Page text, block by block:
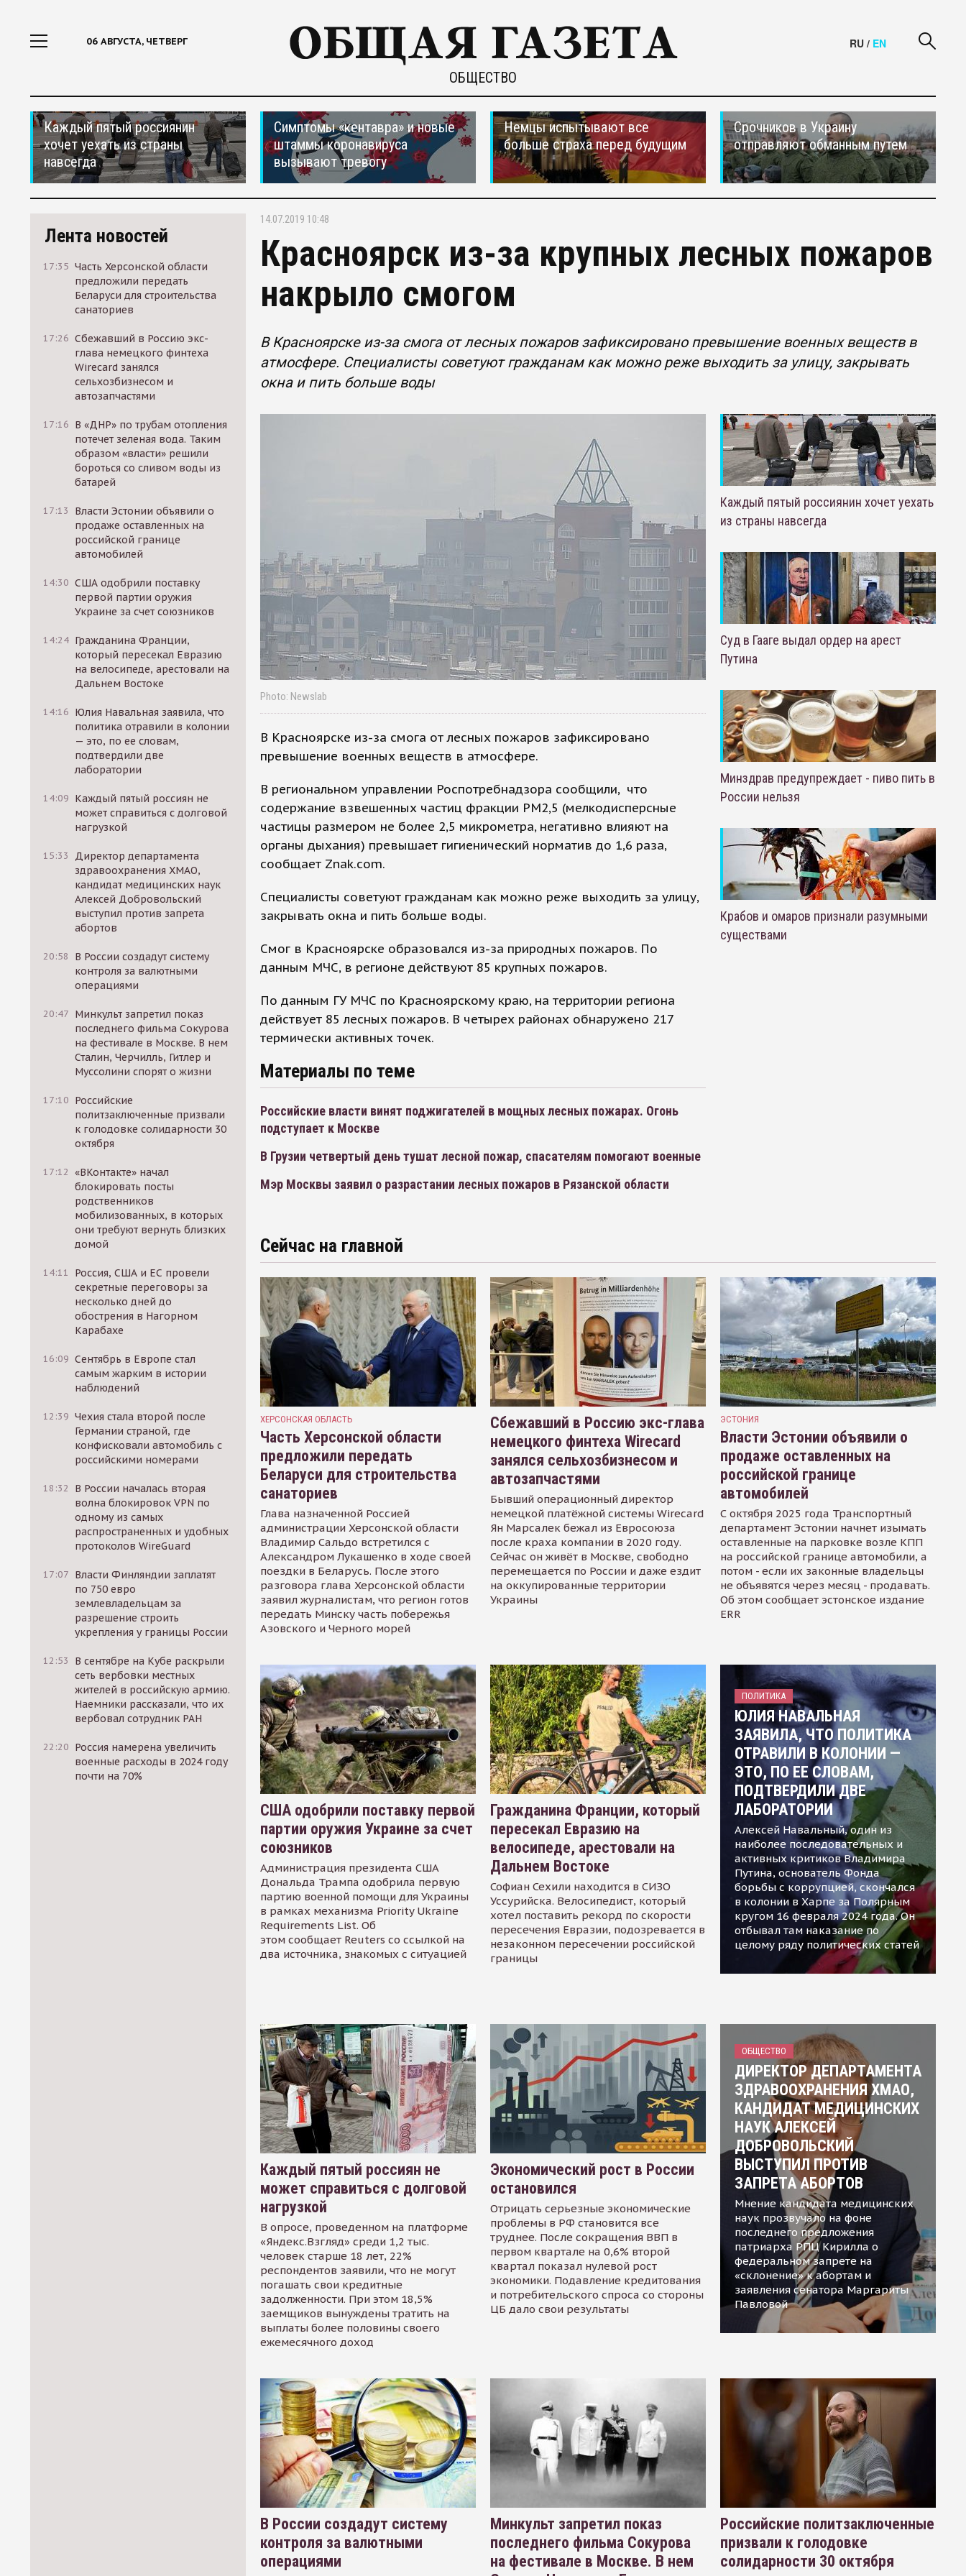
06 АВГУСТА, ЧЕТВЕРГ
ОБЩЕСТВО
RU / EN
Каждый пятый россиянин
хочет уехать из страны
навсегда
Симптомы «кентавра» и новые
штаммы коронавируса
вызывают тревогу
Немцы испытывают все
больше страха перед будущим
Срочников в Украину
отправляют обманным путем
Лента новостей
17:35 Часть Херсонской области
предложили передать
Беларуси для строительства
санаториев
17:26 Сбежавший в Россию экс-
глава немецкого финтеха
Wirecard занялся
сельхозбизнесом и
автозапчастями
17:16 В «ДНР» по трубам отопления
потечет зеленая вода. Таким
образом «власти» решили
бороться со сливом воды из
батарей
17:13
Власти Эстонии объявили о
продаже оставленных на
российской границе
автомобилей
14:30 США одобрили поставку
первой партии оружия
Украине за счет союзников
14:24 Гражданина Франции,
который пересекал Евразию
на велосипеде, арестовали на
Дальнем Востоке
14:16 Юлия Навальная заявила, что
политика отравили в колонии
— это, по ее словам,
подтвердили две
лаборатории
14:09 Каждый пятый россиян не
может справиться с долговой
нагрузкой
15:33
Директор департамента
здравоохранения ХМАО,
кандидат медицинских наук
Алексей Добровольский
выступил против запрета
абортов
20:58
В России создадут систему
контроля за валютными
операциями
20:47 Минкульт запретил показ
последнего фильма Сокурова
на фестивале в Москве. В нем
Сталин, Черчилль, Гитлер и
Муссолини спорят о жизни
17:10 Российские
политзаключенные призвали
к голодовке солидарности 30
октября
17:12 «ВКонтакте» начал
блокировать посты
родственников
мобилизованных, в которых
они требуют вернуть близких
домой
14:11
Россия, США и ЕС провели
секретные переговоры за
несколько дней до
обострения в Нагорном
Карабахе
16:09 Сентябрь в Европе стал
самым жарким в истории
наблюдений
12:39 Чехия стала второй после
Германии страной, где
конфисковали автомобиль с
российскими номерами
18:32
В России началась вторая
волна блокировок VPN по
одному из самых
распространенных и удобных
протоколов WireGuard
17:07 Власти Финляндии заплатят
по 750 евро
землевладельцам за
разрешение строить
укрепления у границы России
12:53
В сентябре на Кубе раскрыли
сеть вербовки местных
жителей в российскую армию.
Наемники рассказали, что их
вербовал сотрудник РАН
22:20 Россия намерена увеличить
военные расходы в 2024 году
почти на 70%
14.07.2019 10:48
Красноярск из-за крупных лесных пожаров
накрыло смогом
В Красноярске из-за смога от лесных пожаров зафиксировано превышение военных веществ в
атмосфере. Специалисты советуют гражданам как можно реже выходить за улицу, закрывать
окна и пить больше воды
Photo: Newslab
В Красноярске из-за смога от лесных пожаров зафиксировано
превышение военных веществ в атмосфере.
В региональном управлении Роспотребнадзора сообщили, что
содержание взвешенных частиц фракции РМ2,5 (мелкодисперсные
частицы размером не более 2,5 микрометра, негативно влияют на
органы дыхания) превышает гигиенический норматив до 1,6 раза,
сообщает Znak.com.
Специалисты советуют гражданам как можно реже выходить за улицу,
закрывать окна и пить больше воды.
Смог в Красноярске образовался из-за природных пожаров. По
данным МЧС, в регионе действуют 85 крупных пожаров.
По данным ГУ МЧС по Красноярскому краю, на территории региона
действует 85 лесных пожаров. В четырех районах обнаружено 217
термически активных точек.
Материалы по теме
Российские власти винят поджигателей в мощных лесных пожарах. Огонь
подступает к Москве
В Грузии четвертый день тушат лесной пожар, спасателям помогают военные
Мэр Москвы заявил о разрастании лесных пожаров в Рязанской области
Каждый пятый россиянин хочет уехать
из страны навсегда
Суд в Гааге выдал ордер на арест
Путина
Минздрав предупреждает - пиво пить в
России нельзя
Крабов и омаров признали разумными
существами
Сейчас на главной
ХЕРСОНСКАЯ ОБЛАСТЬ
Часть Херсонской области
предложили передать
Беларуси для строительства
санаториев
Глава назначенной Россией
администрации Херсонской области
Владимир Сальдо встретился с
Александром Лукашенко в ходе своей
поездки в Беларусь. После этого
разговора глава Херсонской области
заявил журналистам, что регион готов
передать Минску часть побережья
Азовского и Черного морей
Сбежавший в Россию экс-глава
немецкого финтеха Wirecard
занялся сельхозбизнесом и
автозапчастями
Бывший операционный директор
немецкой платёжной системы Wirecard
Ян Марсалек бежал из Евросоюза
после краха компании в 2020 году.
Сейчас он живёт в Москве, свободно
перемещается по России и даже ездит
на оккупированные территории
Украины
ЭСТОНИЯ
Власти Эстонии объявили о
продаже оставленных на
российской границе
автомобилей
С октября 2025 года Транспортный
департамент Эстонии начнет изымать
оставленные на парковке возле КПП
на российской границе автомобили, а
потом - если их законные владельцы
не объявятся через месяц - продавать.
Об этом сообщает эстонское издание
ERR
США одобрили поставку первой
партии оружия Украине за счет
союзников
Администрация президента США
Дональда Трампа одобрила первую
партию военной помощи для Украины
в рамках механизма Priority Ukraine
Requirements List. Об
этом сообщает Reuters со ссылкой на
два источника, знакомых с ситуацией
Гражданина Франции, который
пересекал Евразию на
велосипеде, арестовали на
Дальнем Востоке
Софиан Сехили находится в СИЗО
Уссурийска. Велосипедист, который
хотел поставить рекорд по скорости
пересечения Евразии, подозревается в
незаконном пересечении российской
границы
ПОЛИТИКА
ЮЛИЯ НАВАЛЬНАЯ
ЗАЯВИЛА, ЧТО ПОЛИТИКА
ОТРАВИЛИ В КОЛОНИИ —
ЭТО, ПО ЕЕ СЛОВАМ,
ПОДТВЕРДИЛИ ДВЕ
ЛАБОРАТОРИИ
Алексей Навальный, один из
наиболее последовательных и
активных критиков Владимира
Путина, основатель Фонда
борьбы с коррупцией, скончался
в колонии в Харпе за Полярным
кругом 16 февраля 2024 года. Он
отбывал там наказание по
целому ряду политических статей
Каждый пятый россиян не
может справиться с долговой
нагрузкой
В опросе, проведенном на платформе
«Яндекс.Взгляд» среди 1,2 тыс.
человек старше 18 лет, 22%
респондентов заявили, что не могут
погашать свои кредитные
задолженности. При этом 18,5%
заемщиков вынуждены тратить на
выплаты более половины своего
ежемесячного доход
Экономический рост в России
остановился
Отрицать серьезные экономические
проблемы в РФ становится все
труднее. После сокращения ВВП в
первом квартале на 0,6% второй
квартал показал нулевой рост
экономики. Подавление кредитования
и потребительского спроса со стороны
ЦБ дало свои результаты
ОБЩЕСТВО
ДИРЕКТОР ДЕПАРТАМЕНТА
ЗДРАВООХРАНЕНИЯ ХМАО,
КАНДИДАТ МЕДИЦИНСКИХ
НАУК АЛЕКСЕЙ
ДОБРОВОЛЬСКИЙ
ВЫСТУПИЛ ПРОТИВ
ЗАПРЕТА АБОРТОВ
Мнение кандидата медицинских
наук прозвучало на фоне
последнего предложения
патриарха РПЦ Кирилла о
федеральном запрете на
«склонение» к абортам и
заявления сенатора Маргариты
Павловой
В России создадут систему
контроля за валютными
операциями
Минкульт запретил показ
последнего фильма Сокурова
на фестивале в Москве. В нем
Российские политзаключенные
призвали к голодовке
солидарности 30 октября